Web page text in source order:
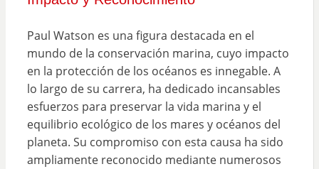
Paul Watson es una figura destacada en el
mundo de la conservación marina, cuyo impacto
en la protección de los océanos es innegable. A
lo largo de su carrera, ha dedicado incansables
esfuerzos para preservar la vida marina y el
equilibrio ecológico de los mares y océanos del
planeta. Su compromiso con esta causa ha sido
ampliamente reconocido mediante numerosos